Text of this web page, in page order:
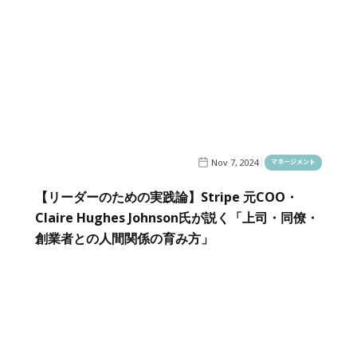
Nov 7, 2024 マネージメント
【リーダーのための実践論】Stripe 元COO・
Claire Hughes Johnson氏が説く「上司・同僚・
創業者との人間関係の育み方」